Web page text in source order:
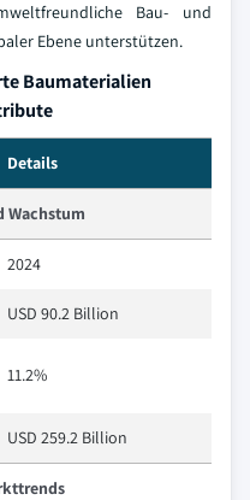
Bau- und
Ebene unterstützen.
Baumaterialien
Details
Wachstum
2024
USD 90.2 Billion
11.2%
USD 259.2 Billion